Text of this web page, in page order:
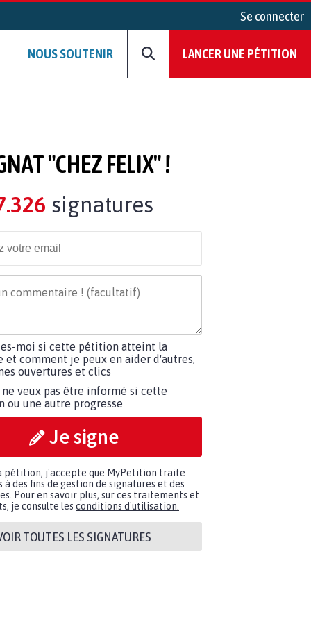
Se connecter
NOUS SOUTENIR LANCER UNE PÉTITION
"CHEZ FELIX" !
signatures
moi si cette pétition atteint la
et comment je peux en aider d'autres,
ouvertures et clics
ne veux pas être informé si cette
ou une autre progresse
Je signe
pétition, j'accepte que MyPetition traite
à des fins de gestion de signatures et des
Pour en savoir plus, sur ces traitements et
je consulte les conditions d'utilisation.
TOUTES LES SIGNATURES